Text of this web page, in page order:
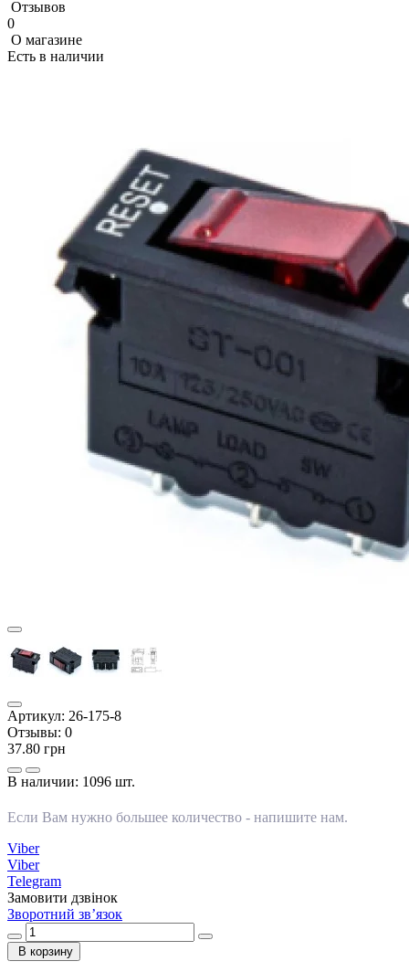
Отзывов
0
О магазине
Есть в наличии
Артикул: 26-175-8
Отзывы: 0
37.80 грн
В наличии: 1096 шт.
Если Вам нужно большее количество - напишите нам.
Viber
Viber
Telegram
Замовити дзвінок
Зворотний зв’язок
В корзину